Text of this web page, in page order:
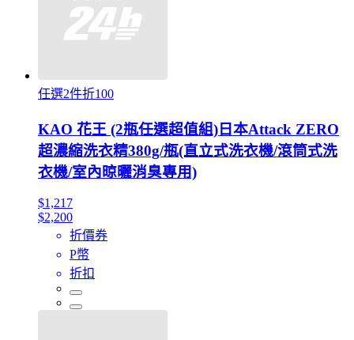
任選2件折100
KAO 花王 (2瓶任選超值組)日本Attack ZERO
超濃縮洗衣精380g/瓶(直立式洗衣機/滾筒式洗
衣機/室內晾曬消臭專用)
$1,217
$2,200
折價券
P幣
折扣